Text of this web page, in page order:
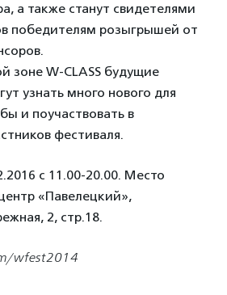
а также станут свидетелями
победителям розыгрышей от
зоне W-CLASS будущие
узнать много нового для
и поучаствовать в
фестиваля.
с 11.00-20.00. Место
«Павелецкий»,
2, стр.18.
wfest2014